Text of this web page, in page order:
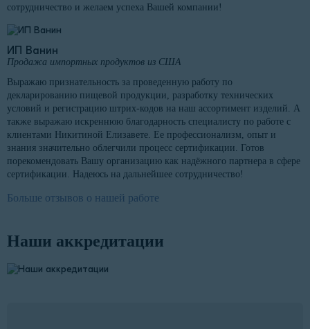
сотрудничество и желаем успеха Вашей компании!
ИП Ванин
Продажа импортных продуктов из США
Выражаю признательность за проведенную работу по
декларированию пищевой продукции, разработку технических
условий и регистрацию штрих-кодов на наш ассортимент изделий. А
также выражаю искреннюю благодарность специалисту по работе с
клиентами Никитиной Елизавете. Ее профессионализм, опыт и
знания значительно облегчили процесс сертификации. Готов
порекомендовать Вашу организацию как надёжного партнера в сфере
сертификации. Надеюсь на дальнейшее сотрудничество!
Больше отзывов о нашей работе
Наши аккредитации